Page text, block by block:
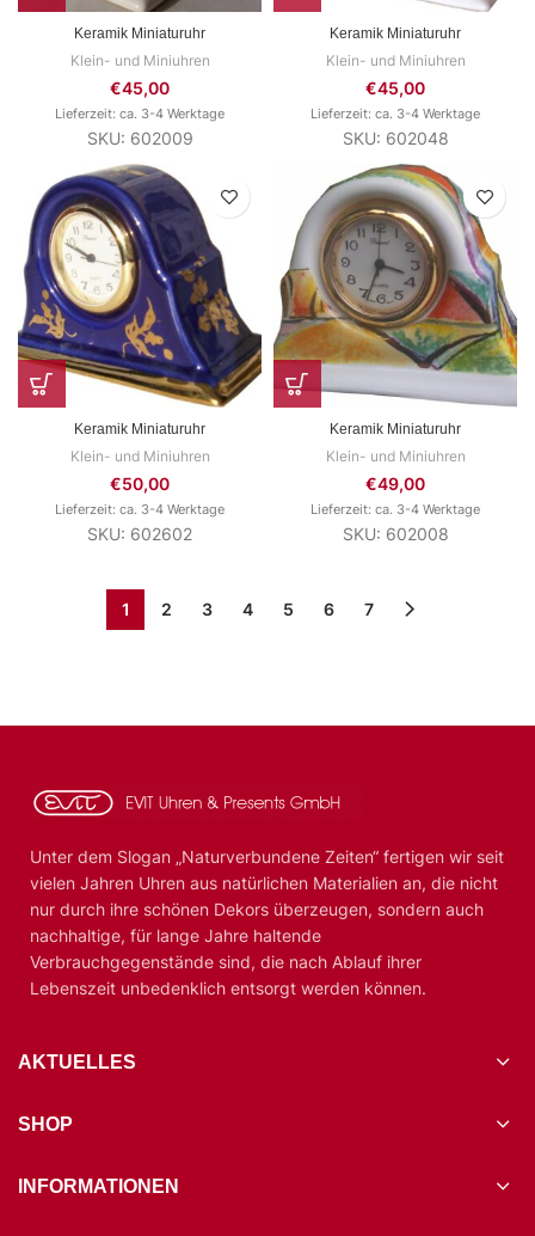
Keramik Miniaturuhr
Klein- und Miniuhren
€45,00
Lieferzeit: ca. 3-4 Werktage
SKU: 602009
Keramik Miniaturuhr
Klein- und Miniuhren
€45,00
Lieferzeit: ca. 3-4 Werktage
SKU: 602048
Keramik Miniaturuhr
Klein- und Miniuhren
€50,00
Lieferzeit: ca. 3-4 Werktage
SKU: 602602
Keramik Miniaturuhr
Klein- und Miniuhren
€49,00
Lieferzeit: ca. 3-4 Werktage
SKU: 602008
1 2 3 4 5 6 7
Unter dem Slogan „Naturverbundene Zeiten“ fertigen wir seit
vielen Jahren Uhren aus natürlichen Materialien an, die nicht
nur durch ihre schönen Dekors überzeugen, sondern auch
nachhaltige, für lange Jahre haltende
Verbrauchgegenstände sind, die nach Ablauf ihrer
Lebenszeit unbedenklich entsorgt werden können.
AKTUELLES
SHOP
INFORMATIONEN